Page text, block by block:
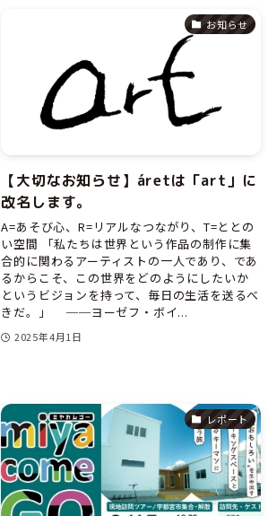
お知らせ
【大切なお知らせ】áretは「art」に
改名します。
A=あそび心、R=リアルなつながり、T=ととの
い空間 「私たちは世界という作品の制作に集
合的に関わるアーティストの一人であり、であ
るからこそ、この世界をどのようにしたいか
というビジョンを持って、毎日の生活を送るべ
きだ。」 ──ヨーゼフ・ボイ...
2025年4月1日
レポート